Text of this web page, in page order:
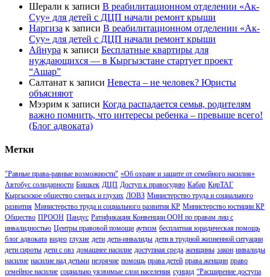
Шерали к записи В реабилитационном отделении «Ак-
Суу» для детей с ДЦП начали ремонт крыши
Наргиза к записи В реабилитационном отделении «Ак-
Суу» для детей с ДЦП начали ремонт крыши
Айнура к записи Бесплатные квартиры для
нуждающихся — в Кыргызстане стартует проект
“Ашар”
Салтанат к записи Невеста – не человек? Юристы
объясняют
Мээрим к записи Когда распадается семья, родителям
важно помнить, что интересы ребенка – превыше всего!
(Блог адвоката)
Метки
"Равные права-равные возможности" «Об охране и защите от семейного насилия»
Автобус солидарности Бишкек ДЦП Доступ к правосудию Кабар КирТАГ
Кыргызское общество слепых и глухих ЛОВЗ Министерство труда и социального
развития Министерство труда и социального развития КР Министерство юстиции КР
Общество ПРООН Пандус Ратификация Конвенции ООН по правам лиц с
инвалидностью Центры правовой помощи аутизм бесплатная юридическая помощь
блог адвоката видео глухие дети дети-инвалиды дети в трудной жизненной ситуации
дети сироты дети с овз домашнее насилие доступная среда женщины закон инвалиды
насилие насилие над детьми незрячие помощь права детей права женщин право
семейное насилие социально уязвимые слои населения суицид “Расширение доступа